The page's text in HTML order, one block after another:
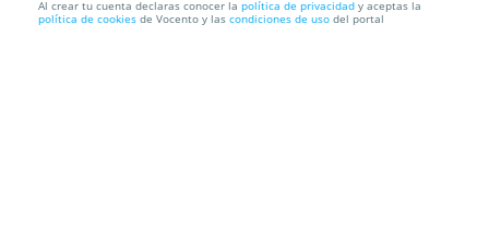
Mes del Vino: Bodega Doña Felisa
Al crear tu cuenta declaras conocer la política de privacidad y aceptas la
política de cookies de Vocento y las condiciones de uso del portal